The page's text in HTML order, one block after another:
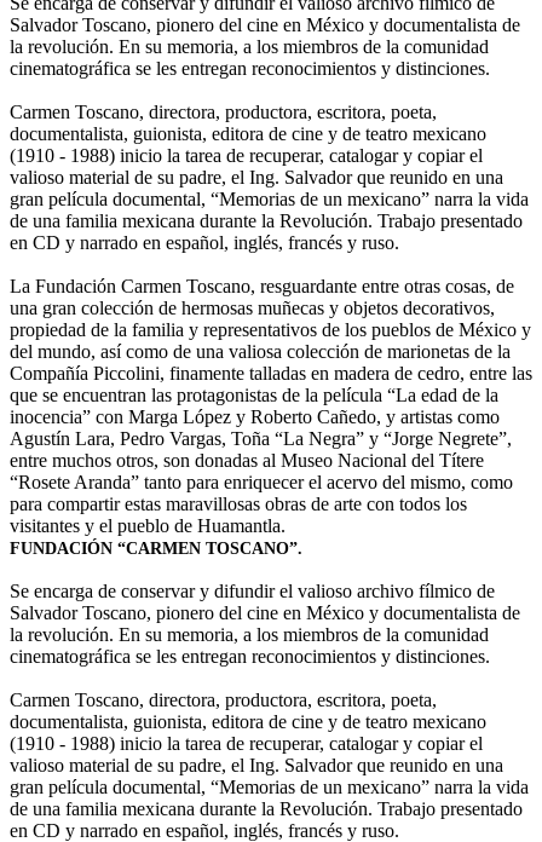
Salvador Toscano, pionero del cine en México y documentalista de
la revolución. En su memoria, a los miembros de la comunidad
cinematográfica se les entregan reconocimientos y distinciones.
Carmen Toscano, directora, productora, escritora, poeta,
documentalista, guionista, editora de cine y de teatro mexicano
(1910 - 1988) inicio la tarea de recuperar, catalogar y copiar el
valioso material de su padre, el Ing. Salvador que reunido en una
gran película documental, “Memorias de un mexicano” narra la vida
de una familia mexicana durante la Revolución. Trabajo presentado
en CD y narrado en español, inglés, francés y ruso.
La Fundación Carmen Toscano, resguardante entre otras cosas, de
una gran colección de hermosas muñecas y objetos decorativos,
propiedad de la familia y representativos de los pueblos de México y
del mundo, así como de una valiosa colección de marionetas de la
Compañía Piccolini, finamente talladas en madera de cedro, entre las
que se encuentran las protagonistas de la película “La edad de la
inocencia” con Marga López y Roberto Cañedo, y artistas como
Agustín Lara, Pedro Vargas, Toña “La Negra” y “Jorge Negrete”,
entre muchos otros, son donadas al Museo Nacional del Títere
“Rosete Aranda” tanto para enriquecer el acervo del mismo, como
para compartir estas maravillosas obras de arte con todos los
visitantes y el pueblo de Huamantla.
FUNDACIÓN “CARMEN TOSCANO”.
Se encarga de conservar y difundir el valioso archivo fílmico de
Salvador Toscano, pionero del cine en México y documentalista de
la revolución. En su memoria, a los miembros de la comunidad
cinematográfica se les entregan reconocimientos y distinciones.
Carmen Toscano, directora, productora, escritora, poeta,
documentalista, guionista, editora de cine y de teatro mexicano
(1910 - 1988) inicio la tarea de recuperar, catalogar y copiar el
valioso material de su padre, el Ing. Salvador que reunido en una
gran película documental, “Memorias de un mexicano” narra la vida
de una familia mexicana durante la Revolución. Trabajo presentado
en CD y narrado en español, inglés, francés y ruso.